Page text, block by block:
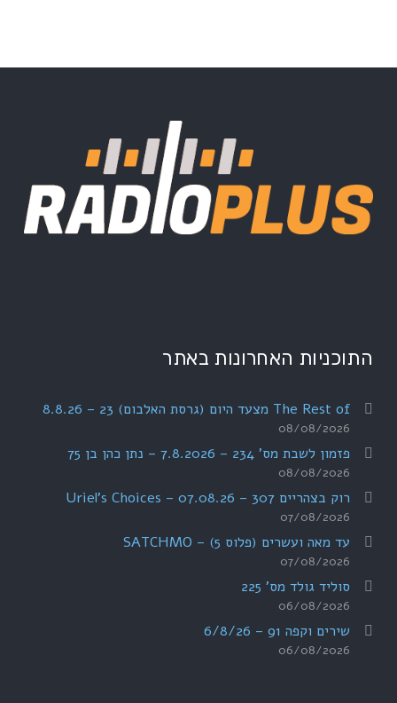
התוכניות האחרונות באתר
The Rest of מצעד היום (גרסת האלבום) 23 – 8.8.26
08/08/2026
פזמון לשבת מס' 234 – 7.8.2026 – נתן כהן בן 75
08/08/2026
רוק בצהריים 307 – 07.08.26 – Uriel's Choices
07/08/2026
עד מאה ועשרים (פלוס 5) – SATCHMO
07/08/2026
סוליד גולד מס' 225
06/08/2026
שירים וקפה 91 – 6/8/26
06/08/2026